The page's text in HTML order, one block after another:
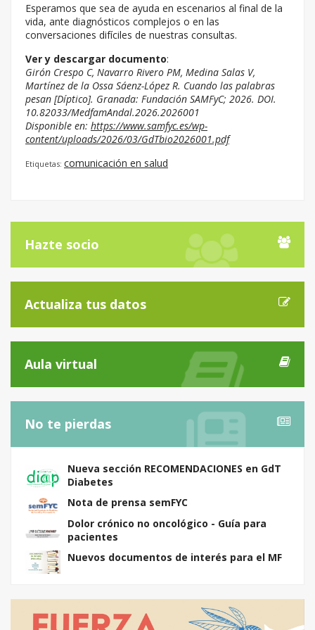
Esperamos que sea de ayuda en escenarios al final de la
vida, ante diagnósticos complejos o en las
conversaciones difíciles de nuestras consultas.
Ver y descargar documento:
Girón Crespo C, Navarro Rivero PM, Medina Salas V,
Martínez de la Ossa Sáenz-López R. Cuando las palabras
pesan [Díptico]. Granada: Fundación SAMFyC; 2026. DOI.
10.82033/MedfamAndal.2026.2026001
Disponible en: https://www.samfyc.es/wp-
content/uploads/2026/03/GdTbio2026001.pdf
Etiquetas: comunicación en salud
Hazte socio
Actualiza tus datos
Aula virtual
No te pierdas
Nueva sección RECOMENDACIONES en GdT
Diabetes
Nota de prensa semFYC
Dolor crónico no oncológico - Guía para
pacientes
Nuevos documentos de interés para el MF